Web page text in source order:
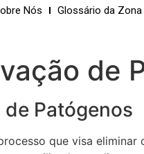
Nós Glossário da Zona
de
Patógenos
que visa